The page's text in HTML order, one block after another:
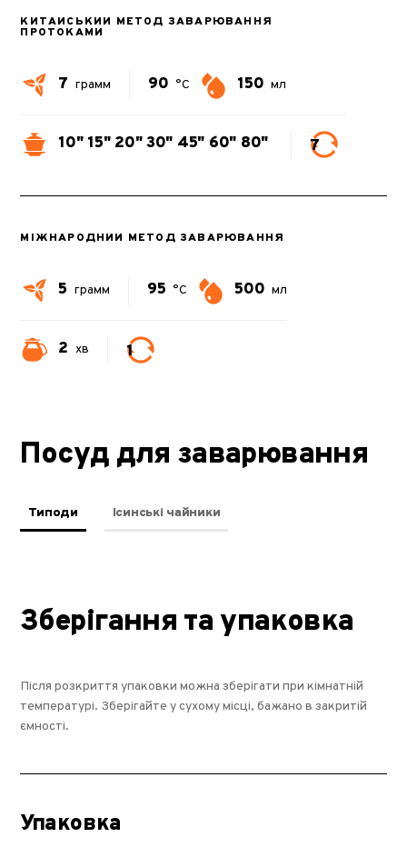
КИТАЙСЬКИЙ МЕТОД ЗАВАРЮВАННЯ
ПРОТОКАМИ
7 грамм 90 °C 150 мл
10" 15" 20" 30" 45" 60" 80" 7
МІЖНАРОДНИЙ МЕТОД ЗАВАРЮВАННЯ
5 грамм 95 °C 500 мл
2 хв 1
Посуд для заварювання
Типоди Ісинські чайники
Зберігання та упаковка
Після розкриття упаковки можна зберігати при кімнатній
температурі. Зберігайте у сухому місці, бажано в закритій
ємності.
Упаковка